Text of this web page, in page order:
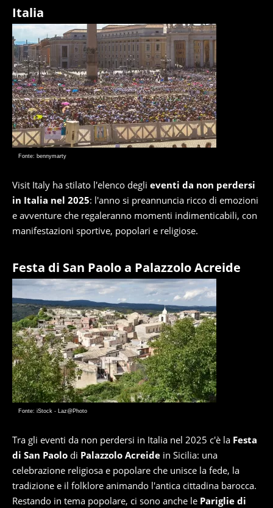
Italia
Fonte: bennymarty
Visit Italy ha stilato l'elenco degli eventi da non perdersi
in Italia nel 2025: l'anno si preannuncia ricco di emozioni
e avventure che regaleranno momenti indimenticabili, con
manifestazioni sportive, popolari e religiose.
Festa di San Paolo a Palazzolo Acreide
Fonte: iStock - Laz@Photo
Tra gli eventi da non perdersi in Italia nel 2025 c'è la Festa
di San Paolo di Palazzolo Acreide in Sicilia: una
celebrazione religiosa e popolare che unisce la fede, la
tradizione e il folklore animando l'antica cittadina barocca.
Restando in tema popolare, ci sono anche le Pariglie di